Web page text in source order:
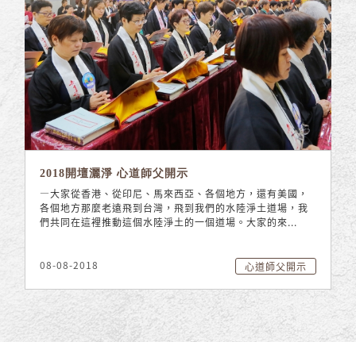
2018開壇灑淨 心道師父開示
—大家從香港、從印尼、馬來西亞、各個地方，還有美國，
各個地方那麼老遠飛到台灣，飛到我們的水陸淨土道場，我
們共同在這裡推動這個水陸淨土的一個道場。大家的來...
08-08-2018 心道師父開示